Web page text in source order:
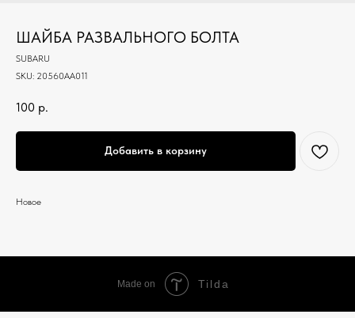
ШАЙБА РАЗВАЛЬНОГО БОЛТА
SUBARU
SKU: 20560AA011
100 р.
Добавить в корзину
Новое
Made on Tilda